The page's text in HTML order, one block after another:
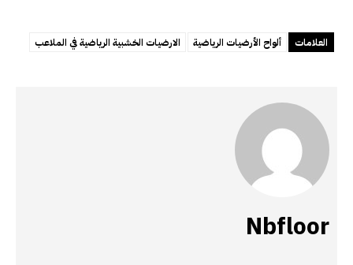
العلامات ألواح الأرضيات الرياضية الارضيات الخشبية الرياضية في الملاعب
Nbfloor